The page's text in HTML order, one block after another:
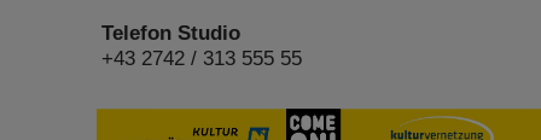
Telefon Studio
+43 2742 / 313 555 55